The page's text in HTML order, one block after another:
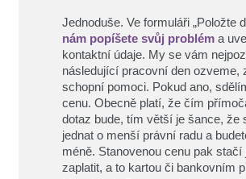
Jednoduše. Ve formuláři „Položte
nám popíšete svůj problém a
kontaktní údaje. My se vám
následující pracovní den ozveme,
schopní pomoci. Pokud ano,
cenu. Obecně platí, že čím
dotaz bude, tím větší je šance, že
jednat o menší právní radu a
méně. Stanovenou cenu pak stačí
zaplatit, a to kartou či bankovním